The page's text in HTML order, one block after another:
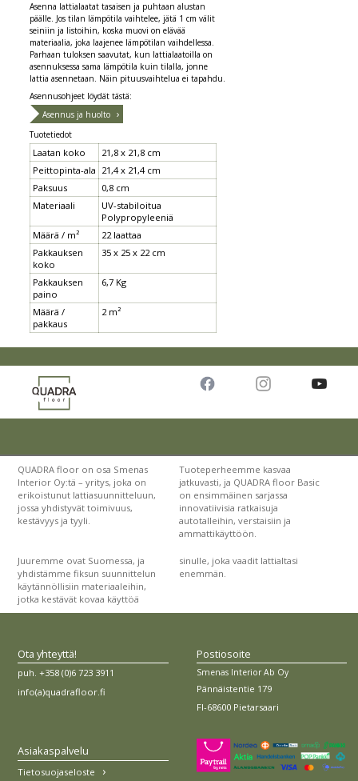
Asenna lattialaatat tasaisen ja puhtaan alustan
päälle. Jos tilan lämpötila vaihtelee, jätä 1 cm välit
seiniin ja listoihin, koska muovi on elävää
materiaalia, joka laajenee lämpötilan vaihdellessa.
Parhaan tuloksen saavutat, kun lattialaatoilla on
asennuksessa sama lämpötila kuin tilalla, jonne
lattia asennetaan. Näin pituusvaihtelua ei tapahdu.
Asennusohjeet löydät tästä:
Asennus ja huolto
Tuotetiedot
Laatan koko
21,8 x 21,8 cm
Peittopinta-ala 21,4 x 21,4 cm
Paksuus
0,8 cm
Materiaali
UV-stabiloitua
Polypropyleeniä
Määrä / m²
22 laattaa
Pakkauksen
koko
35 x 25 x 22 cm
Pakkauksen
paino
6,7 Kg
Määrä /
pakkaus
2 m²
QUADRA floor on osa Smenas
Interior Oy:tä – yritys, joka on
erikoistunut lattiasuunnitteluun,
jossa yhdistyvät toimivuus,
kestävyys ja tyyli.
Tuoteperheemme kasvaa
jatkuvasti, ja QUADRA floor Basic
on ensimmäinen sarjassa
innovatiivisia ratkaisuja
autotalleihin, verstaisiin ja
ammattikäyttöön.
Juuremme ovat Suomessa, ja
yhdistämme fiksun suunnittelun
käytännöllisiin materiaaleihin,
jotka kestävät kovaa käyttöä
sinulle, joka vaadit lattialtasi
enemmän.
Ota yhteyttä!
puh. +358 (0)6 723 3911
info(a)quadrafloor.fi
Postiosoite
Smenas Interior Ab Oy
Pännäistentie 179
FI-68600 Pietarsaari
Asiakaspalvelu
Tietosuojaseloste